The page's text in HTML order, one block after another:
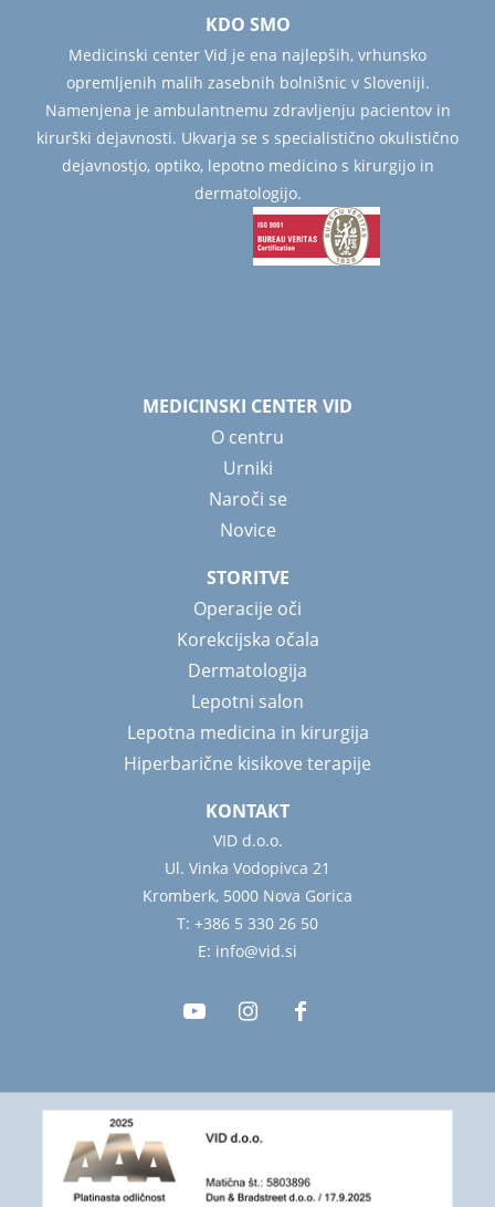
KDO SMO
Medicinski center Vid je ena najlepših, vrhunsko
opremljenih malih zasebnih bolnišnic v Sloveniji.
Namenjena je ambulantnemu zdravljenju pacientov in
kirurški dejavnosti. Ukvarja se s specialistično okulistično
dejavnostjo, optiko, lepotno medicino s kirurgijo in
dermatologijo.
MEDICINSKI CENTER VID
O centru
Urniki
Naroči se
Novice
STORITVE
Operacije oči
Korekcijska očala
Dermatologija
Lepotni salon
Lepotna medicina in kirurgija
Hiperbarične kisikove terapije
KONTAKT
VID d.o.o.
Ul. Vinka Vodopivca 21
Kromberk, 5000 Nova Gorica
T: +386 5 330 26 50
E: info@vid.si